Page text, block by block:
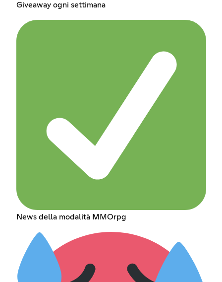
Giveaway ogni settimana
News della modalità MMOrpg